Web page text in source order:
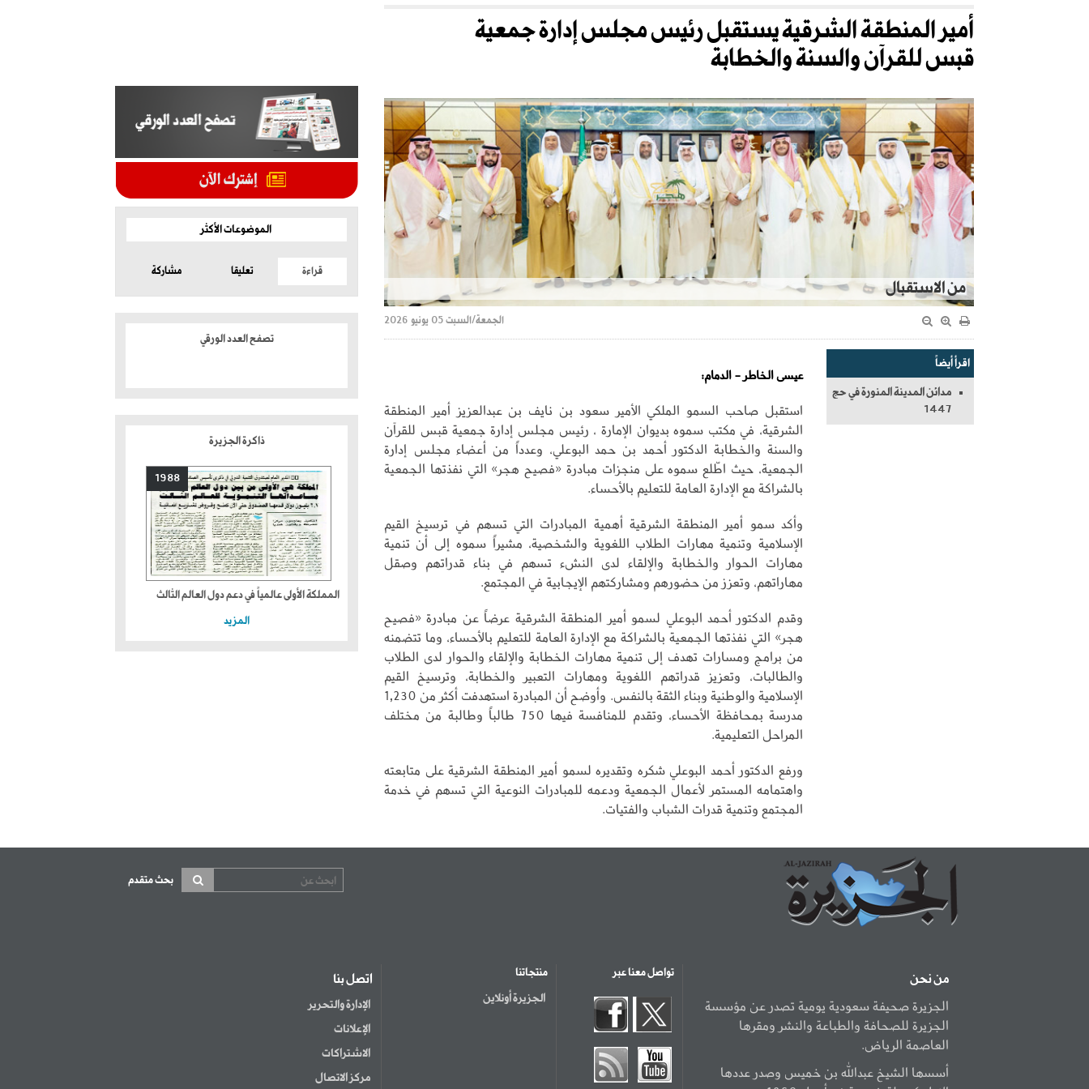
أمير المنطقة الشرقية يستقبل رئيس مجلس إدارة جمعية
قبس للقرآن والسنة والخطابة
من الاستقبال
الجمعة/السبت 05 يونيو 2026
اقرأ أيضاً
مدائن المدينة المنورة في حج
1447
عيسى الخاطر - الدمام:
استقبل صاحب السمو الملكي الأمير سعود بن نايف بن عبدالعزيز أمير المنطقة
الشرقية، في مكتب سموه بديوان الإمارة ، رئيس مجلس إدارة جمعية قبس للقرآن
والسنة والخطابة الدكتور أحمد بن حمد البوعلي، وعدداً من أعضاء مجلس إدارة
الجمعية، حيث اطّلع سموه على منجزات مبادرة «فصيح هجر» التي نفذتها الجمعية
بالشراكة مع الإدارة العامة للتعليم بالأحساء.
وأكد سمو أمير المنطقة الشرقية أهمية المبادرات التي تسهم في ترسيخ القيم
الإسلامية وتنمية مهارات الطلاب اللغوية والشخصية، مشيراً سموه إلى أن تنمية
مهارات الحوار والخطابة والإلقاء لدى النشء تسهم في بناء قدراتهم وصقل
مهاراتهم، وتعزز من حضورهم ومشاركتهم الإيجابية في المجتمع.
وقدم الدكتور أحمد البوعلي لسمو أمير المنطقة الشرقية عرضاً عن مبادرة «فصيح
هجر» التي نفذتها الجمعية بالشراكة مع الإدارة العامة للتعليم بالأحساء، وما تتضمنه
من برامج ومسارات تهدف إلى تنمية مهارات الخطابة والإلقاء والحوار لدى الطلاب
والطالبات، وتعزيز قدراتهم اللغوية ومهارات التعبير والخطابة، وترسيخ القيم
الإسلامية والوطنية وبناء الثقة بالنفس. وأوضح أن المبادرة استهدفت أكثر من 1,230
مدرسة بمحافظة الأحساء، وتقدم للمنافسة فيها 750 طالباً وطالبة من مختلف
المراحل التعليمية.
ورفع الدكتور أحمد البوعلي شكره وتقديره لسمو أمير المنطقة الشرقية على متابعته
واهتمامه المستمر لأعمال الجمعية ودعمه للمبادرات النوعية التي تسهم في خدمة
المجتمع وتنمية قدرات الشباب والفتيات.
الموضوعات الأكثر
قراءة تعليقا مشاركة
تصفح العدد الورقي
ذاكرة الجزيرة
1988
المملكة الأولى عالمياً في دعم دول العالم الثالث
المزيد
بحث متقدم
من نحن
الجزيرة صحيفة سعودية يومية تصدر عن مؤسسة
الجزيرة للصحافة والطباعة والنشر ومقرها
العاصمة الرياض.
أسسها الشيخ عبدالله بن خميس وصدر عددها
تواصل معنا عبر منتجاتنا
الجزيرة أونلاين
اتصل بنا
الإدارة والتحرير
الإعلانات
الاشتراكات
مركز الاتصال